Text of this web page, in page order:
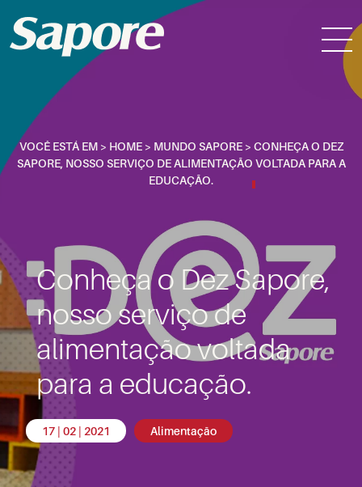
VOCÊ ESTÁ EM > HOME> MUNDO SAPORE> CONHEÇA O DEZ
SAPORE, NOSSO SERVIÇO DE ALIMENTAÇÃO VOLTADA PARA A
EDUCAÇÃO.
Conheça o Dez Sapore,
nosso serviço de
alimentação voltada
para a educação.
17 | 02 | 2021 Alimentação